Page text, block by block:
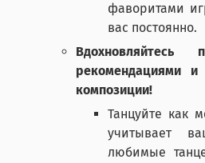
фаворитами
вас постоянно.
Вдохновляйтесь
рекомендациями
композиции!
Танцуйте как
учитывает
любимые